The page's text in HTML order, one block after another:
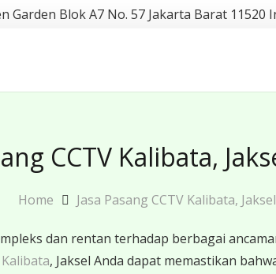
Garden Blok A7 No. 57 Jakarta Barat 11520
CCTV Kalibata,
Home Jasa Pasang CCTV Kalibata,
dan rentan terhadap berbagai
Kalibata, Jaksel Anda dapat memastikan